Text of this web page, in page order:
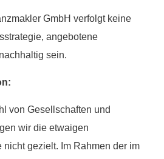
GmbH verfolgt keine
angebotene
sein.
von Gesellschaften und
wir die etwaigen
nicht gezielt. Im Rahmen der im